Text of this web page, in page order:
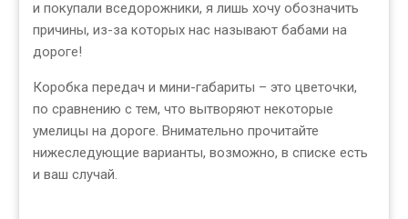
и покупали вседорожники, я лишь хочу обозначить
причины, из-за которых нас называют бабами на
дороге!
Коробка передач и мини-габариты – это цветочки,
по сравнению с тем, что вытворяют некоторые
умелицы на дороге. Внимательно прочитайте
нижеследующие варианты, возможно, в списке есть
и ваш случай.